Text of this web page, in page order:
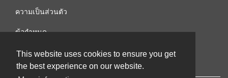
This website uses cookies to ensure you get
the best experience on our website.
ความเป็นส่วนตัว
ข้อกำหนด
ติดต่อเรา